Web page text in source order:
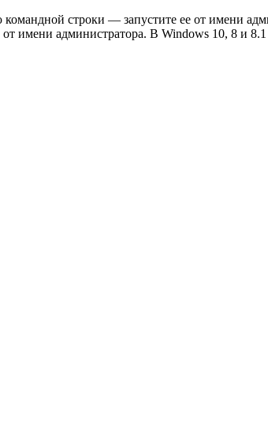
строки — запустите ее от имени
имени администратора. В Windows 10, 8 и